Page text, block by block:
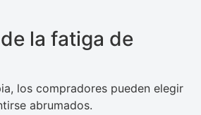
la fatiga de
los compradores pueden elegir
abrumados.